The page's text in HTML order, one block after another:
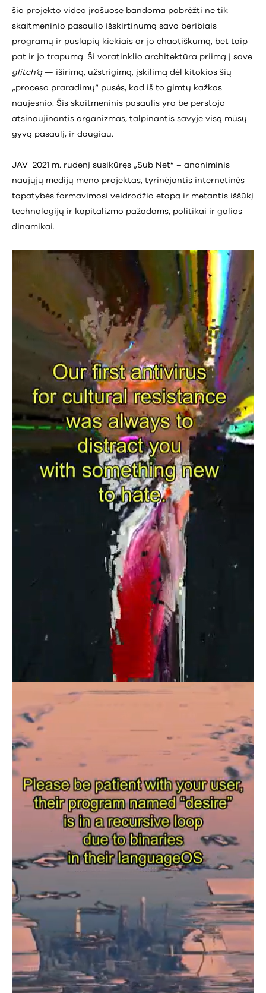
šio projekto video įrašuose bandoma pabrėžti ne tik
skaitmeninio pasaulio išskirtinumą savo beribiais
programų ir puslapių kiekiais ar jo chaotiškumą, bet taip
pat ir jo trapumą. Ši voratinklio architektūra priimą į save
glitch’ą— iširimą, užstrigimą, įskilimą dėl kitokios šių
„proceso praradimų“ pusės, kad iš to gimtų kažkas
naujesnio. Šis skaitmeninis pasaulis yra be perstojo
atsinaujinantis organizmas, talpinantis savyje visą mūsų
gyvą pasaulį, ir daugiau.
JAV 2021 m. rudenį susikūręs „Sub Net“ – anoniminis
naujųjų medijų meno projektas, tyrinėjantis internetinės
tapatybės formavimosi veidrodžio etapą ir metantis iššūkį
technologijų ir kapitalizmo pažadams, politikai ir galios
dinamikai.